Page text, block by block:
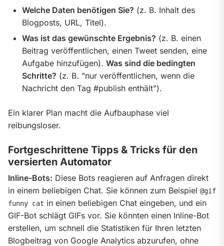
Welche Daten benötigen Sie? (z. B. Inhalt des
Blogposts, URL, Titel).
Was ist das gewünschte Ergebnis? (z. B. einen
Beitrag veröffentlichen, einen Tweet senden, eine
Aufgabe hinzufügen). Was sind die bedingten
Schritte? (z. B. "nur veröffentlichen, wenn die
Nachricht den Tag #publish enthält").
Ein klarer Plan macht die Aufbauphase viel
reibungsloser.
Fortgeschrittene Tipps & Tricks für den
versierten Automator
Inline-Bots: Diese Bots reagieren auf Anfragen direkt
in einem beliebigen Chat. Sie können zum Beispiel @gif
funny cat in einen beliebigen Chat eingeben, und ein
GIF-Bot schlägt GIFs vor. Sie könnten einen Inline-Bot
erstellen, um schnell die Statistiken für Ihren letzten
Blogbeitrag von Google Analytics abzurufen, ohne